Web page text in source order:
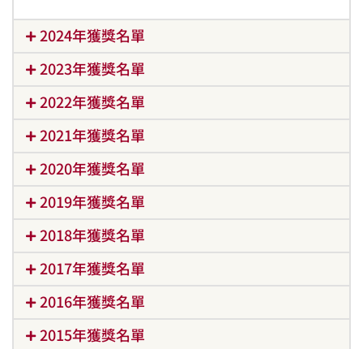
2024年獲獎名單
2023年獲獎名單
2022年獲獎名單
2021年獲獎名單
2020年獲獎名單
2019年獲獎名單
2018年獲獎名單
2017年獲獎名單
2016年獲獎名單
2015年獲獎名單